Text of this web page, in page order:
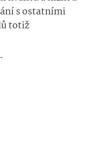
s ostatními
totiž